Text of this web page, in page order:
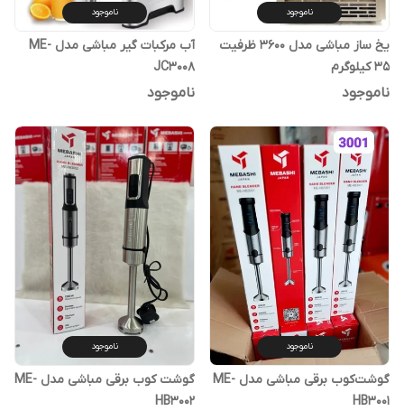
ناموجود
یخ ساز مباشی مدل 3600 ظرفیت
۳۵ کیلوگرم
ناموجود
ناموجود
آب مرکبات گیر مباشی مدل ME-
JC3008
ناموجود
ناموجود
گوشت‌کوب برقی مباشی مدل ME-
HB3001
ناموجود
گوشت کوب برقی مباشی مدل ME-
HB3002